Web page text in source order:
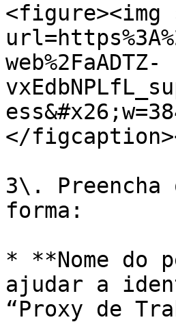
web%2FaADTZ-
</
3\. Preencha
forma:
* **Nome do
ajudar a
“Proxy de